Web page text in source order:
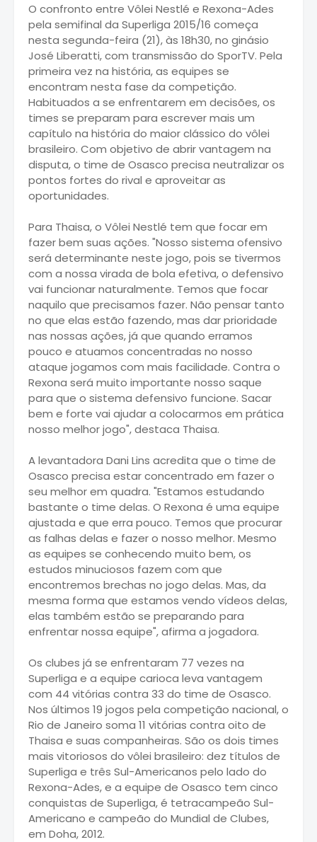
O confronto entre Vôlei Nestlé e Rexona-Ades
pela semifinal da Superliga 2015/16 começa
nesta segunda-feira (21), às 18h30, no ginásio
José Liberatti, com transmissão do SporTV. Pela
primeira vez na história, as equipes se
encontram nesta fase da competição.
Habituados a se enfrentarem em decisões, os
times se preparam para escrever mais um
capítulo na história do maior clássico do vôlei
brasileiro. Com objetivo de abrir vantagem na
disputa, o time de Osasco precisa neutralizar os
pontos fortes do rival e aproveitar as
oportunidades.
Para Thaisa, o Vôlei Nestlé tem que focar em
fazer bem suas ações. "Nosso sistema ofensivo
será determinante neste jogo, pois se tivermos
com a nossa virada de bola efetiva, o defensivo
vai funcionar naturalmente. Temos que focar
naquilo que precisamos fazer. Não pensar tanto
no que elas estão fazendo, mas dar prioridade
nas nossas ações, já que quando erramos
pouco e atuamos concentradas no nosso
ataque jogamos com mais facilidade. Contra o
Rexona será muito importante nosso saque
para que o sistema defensivo funcione. Sacar
bem e forte vai ajudar a colocarmos em prática
nosso melhor jogo", destaca Thaisa.
A levantadora Dani Lins acredita que o time de
Osasco precisa estar concentrado em fazer o
seu melhor em quadra. "Estamos estudando
bastante o time delas. O Rexona é uma equipe
ajustada e que erra pouco. Temos que procurar
as falhas delas e fazer o nosso melhor. Mesmo
as equipes se conhecendo muito bem, os
estudos minuciosos fazem com que
encontremos brechas no jogo delas. Mas, da
mesma forma que estamos vendo vídeos delas,
elas também estão se preparando para
enfrentar nossa equipe", afirma a jogadora.
Os clubes já se enfrentaram 77 vezes na
Superliga e a equipe carioca leva vantagem
com 44 vitórias contra 33 do time de Osasco.
Nos últimos 19 jogos pela competição nacional, o
Rio de Janeiro soma 11 vitórias contra oito de
Thaisa e suas companheiras. São os dois times
mais vitoriosos do vôlei brasileiro: dez títulos de
Superliga e três Sul-Americanos pelo lado do
Rexona-Ades, e a equipe de Osasco tem cinco
conquistas de Superliga, é tetracampeão Sul-
Americano e campeão do Mundial de Clubes,
em Doha, 2012.